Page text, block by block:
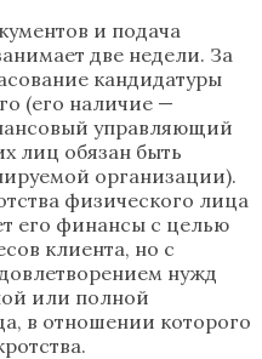
и подача
две недели. За
кандидатуры
(его наличие —
управляющий
лиц обязан быть
организации).
физического лица
его финансы с целью
клиента, но с
нужд
или полной
в отношении которого